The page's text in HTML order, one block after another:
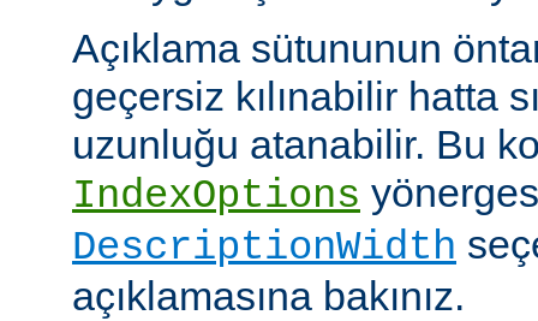
Açıklama sütununun
geçersiz kılınabilir hatta
uzunluğu atanabilir. Bu
IndexOptions
DescriptionWidth
açıklamasına bakınız.